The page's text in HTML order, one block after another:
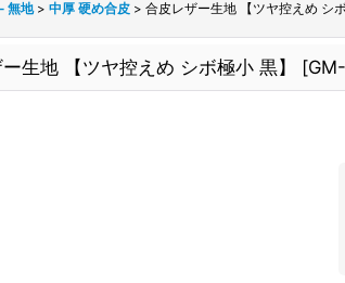
無地 > 中厚 硬め合皮 > 合皮レザー生地 【ツヤ控えめ シボ
生地 【ツヤ控えめ シボ極小 黒】 [